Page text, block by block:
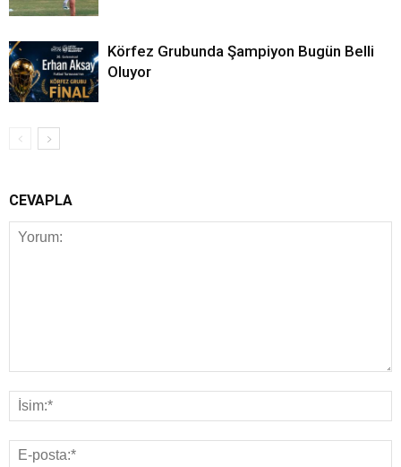
Körfez Grubunda Şampiyon Bugün Belli
Oluyor
CEVAPLA